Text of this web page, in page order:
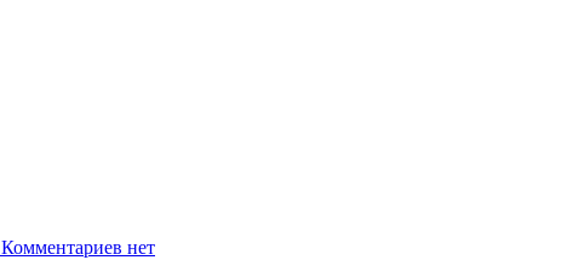
Комментариев нет